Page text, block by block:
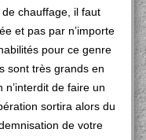
chauffage, il faut
et pas par n’importe
pour ce genre
sont très grands en
n’interdit de faire un
sortira alors du
de votre